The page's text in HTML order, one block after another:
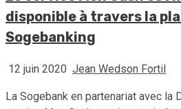
disponible à travers la
Sogebanking
12 juin 2020 Jean Wedson Fortil
La Sogebank en partenariat avec la